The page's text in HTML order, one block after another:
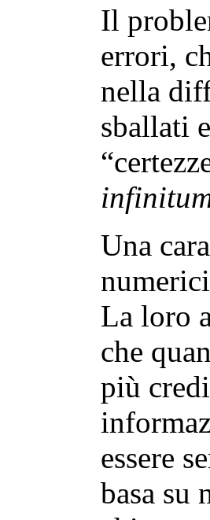
Il
errori,
nella
sballati
Una
La loro
che
più
essere
basa su